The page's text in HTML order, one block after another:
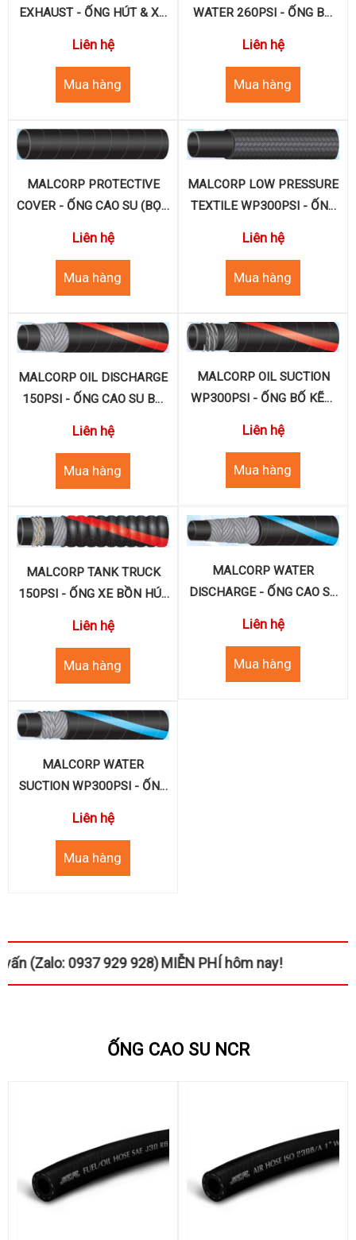
EXHAUST - ỐNG HÚT & XẢ
Liên hệ
WATER 260PSI - ỐNG BỐ
Liên hệ
MALCORP PROTECTIVE
COVER - ỐNG CAO SU (BỌC
Liên hệ
MALCORP LOW PRESSURE
TEXTILE WP300PSI - ỐNG
Liên hệ
MALCORP OIL DISCHARGE
150PSI - ỐNG CAO SU BỐ
Liên hệ
MALCORP OIL SUCTION
WP300PSI - ỐNG BỐ KẼM
Liên hệ
MALCORP TANK TRUCK
150PSI - ỐNG XE BỒN HÚT
Liên hệ
MALCORP WATER
DISCHARGE - ỐNG CAO SU
Liên hệ
MALCORP WATER
SUCTION WP300PSI - ỐNG
Liên hệ
0937 929 928)MIỄN PHÍ hôm nay!
ỐNG CAO SU NCR